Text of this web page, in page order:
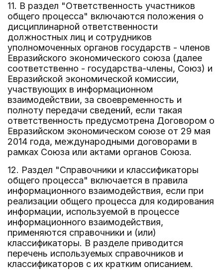
11. В раздел "Ответственность участников
общего процесса" включаются положения о
дисциплинарной ответственности
должностных лиц и сотрудников
уполномоченных органов государств - членов
Евразийского экономического союза (далее
соответственно - государства-члены, Союз) и
Евразийской экономической комиссии,
участвующих в информационном
взаимодействии, за своевременность и
полноту передачи сведений, если такая
ответственность предусмотрена Договором о
Евразийском экономическом союзе от 29 мая
2014 года, международными договорами в
рамках Союза или актами органов Союза.
12. Раздел "Справочники и классификаторы
общего процесса" включается в правила
информационного взаимодействия, если при
реализации общего процесса для кодирования
информации, используемой в процессе
информационного взаимодействия,
применяются справочники и (или)
классификаторы. В разделе приводится
перечень используемых справочников и
классификаторов с их кратким описанием.